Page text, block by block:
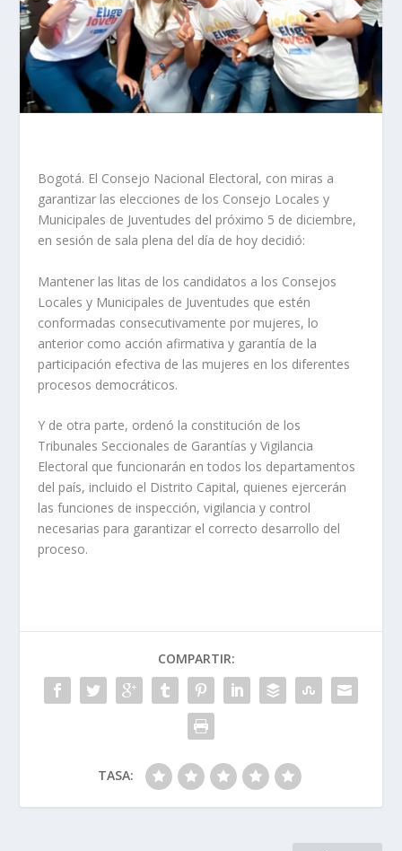
Bogotá. El Consejo Nacional Electoral, con miras a
garantizar las elecciones de los Consejo Locales y
Municipales de Juventudes del próximo 5 de diciembre,
en sesión de sala plena del día de hoy decidió:
Mantener las litas de los candidatos a los Consejos
Locales y Municipales de Juventudes que estén
conformadas consecutivamente por mujeres, lo
anterior como acción afirmativa y garantía de la
participación efectiva de las mujeres en los diferentes
procesos democráticos.
Y de otra parte, ordenó la constitución de los
Tribunales Seccionales de Garantías y Vigilancia
Electoral que funcionarán en todos los departamentos
del país, incluido el Distrito Capital, quienes ejercerán
las funciones de inspección, vigilancia y control
necesarias para garantizar el correcto desarrollo del
proceso.
COMPARTIR:
TASA: